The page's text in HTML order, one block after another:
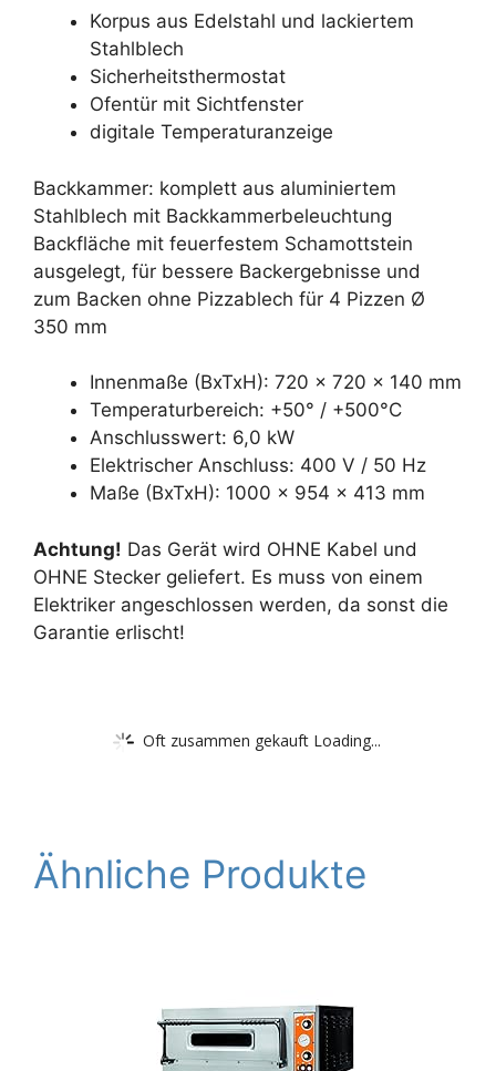
Korpus aus Edelstahl und lackiertem
Stahlblech
Sicherheitsthermostat
Ofentür mit Sichtfenster
digitale Temperaturanzeige
Backkammer: komplett aus aluminiertem
Stahlblech mit Backkammerbeleuchtung
Backfläche mit feuerfestem Schamottstein
ausgelegt, für bessere Backergebnisse und
zum Backen ohne Pizzablech für 4 Pizzen Ø
350 mm
Innenmaße (BxTxH): 720 x 720 x 140 mm
Temperaturbereich: +50° / +500°C
Anschlusswert: 6,0 kW
Elektrischer Anschluss: 400 V / 50 Hz
Maße (BxTxH): 1000 x 954 x 413 mm
Achtung! Das Gerät wird OHNE Kabel und
OHNE Stecker geliefert. Es muss von einem
Elektriker angeschlossen werden, da sonst die
Garantie erlischt!
Oft zusammen gekauft Loading...
Ähnliche Produkte